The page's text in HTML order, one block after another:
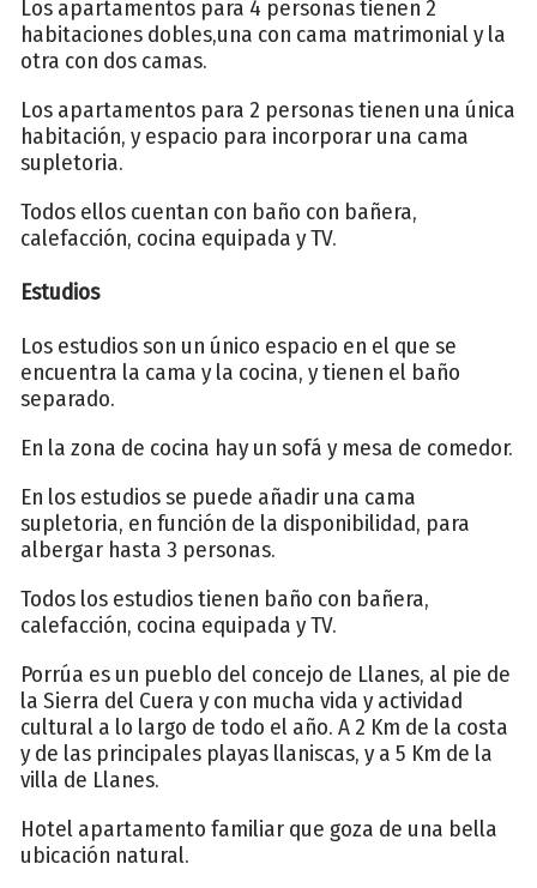
Los apartamentos para 4 personas tienen 2
habitaciones dobles,una con cama matrimonial y la
otra con dos camas.
Los apartamentos para 2 personas tienen una única
habitación, y espacio para incorporar una cama
supletoria.
Todos ellos cuentan con baño con bañera,
calefacción, cocina equipada y TV.
Estudios
Los estudios son un único espacio en el que se
encuentra la cama y la cocina, y tienen el baño
separado.
En la zona de cocina hay un sofá y mesa de comedor.
En los estudios se puede añadir una cama
supletoria, en función de la disponibilidad, para
albergar hasta 3 personas.
Todos los estudios tienen baño con bañera,
calefacción, cocina equipada y TV.
Porrúa es un pueblo del concejo de Llanes, al pie de
la Sierra del Cuera y con mucha vida y actividad
cultural a lo largo de todo el año. A 2 Km de la costa
y de las principales playas llaniscas, y a 5 Km de la
villa de Llanes.
Hotel apartamento familiar que goza de una bella
ubicación natural.